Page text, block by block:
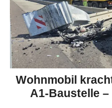
Wohnmobil
A1-Baustelle